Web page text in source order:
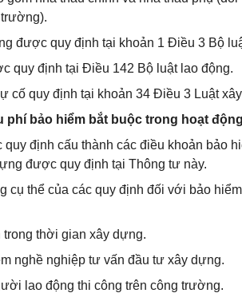
được quy định tại khoản 1 Điều 3 Bộ
quy định tại Điều 142 Bộ luật lao động.
cố quy định tại khoản 34 Điều 3 Luật
phí bảo hiểm bắt buộc trong hoạt
quy định cấu thành các điều khoản bảo
được quy định tại Thông tư này.
cụ thể của các quy định đối với bảo
thời gian xây dựng.
nghề nghiệp tư vấn đầu tư xây dựng.
lao động thi công trên công trường.